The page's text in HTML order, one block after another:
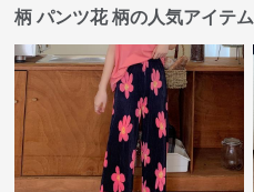
柄 パンツ花 柄の人気アイテム